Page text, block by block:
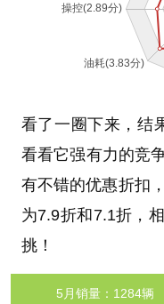
看了一圈下来，结
看看它强有力的竞
有不错的优惠折扣
为7.9折和7.1折，
挑！
5月销量：1284辆